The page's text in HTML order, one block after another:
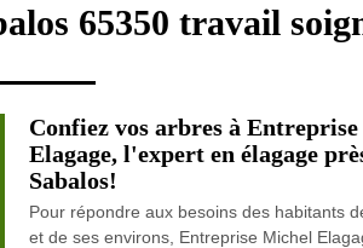
65350 travail
Confiez vos arbres à
Elagage, l'expert en élagage
Sabalos!
Pour répondre aux besoins des habitants
et de ses environs, Entreprise Michel